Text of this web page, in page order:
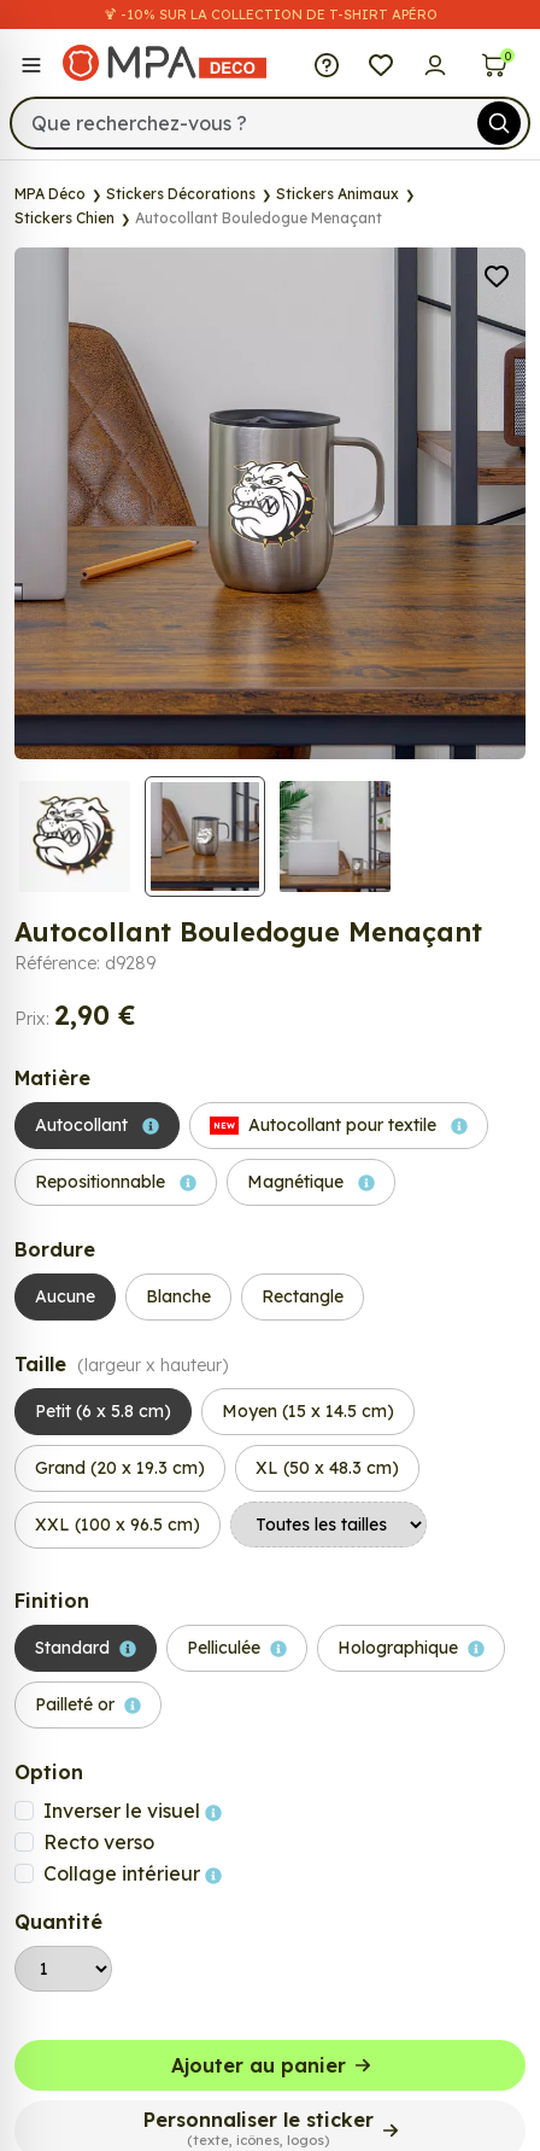
🍹 -10% SUR LA COLLECTION DE T-SHIRT APÉRO
MPA Déco 0
MPA Déco Stickers Décorations
Stickers Animaux
Stickers Chien
Autocollant Bouledogue Menaçant
Autocollant Bouledogue Menaçant
Référence: d9289
Prix: 2,90 €
Matière
Autocollant NEW Autocollant pour textile
Repositionnable Magnétique
Bordure
Aucune Blanche Rectangle
Taille (largeur x hauteur)
Petit (6 x 5.8 cm) Moyen (15 x 14.5 cm)
Grand (20 x 19.3 cm) XL (50 x 48.3 cm)
XXL (100 x 96.5 cm)
Finition
Standard Pelliculée Holographique
Pailleté or
Option
Inverser le visuel
Recto verso
Collage intérieur
Quantité
Ajouter au panier
Personnaliser le sticker
(texte, icônes, logos)